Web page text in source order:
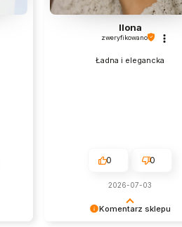
Komentarz sklepu
Ilona
zweryfikowano
Ładna i elegancka
0 0
2026-07-03